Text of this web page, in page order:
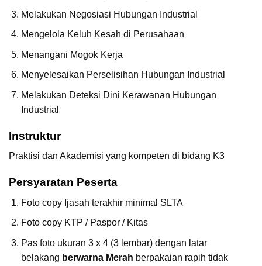
Melakukan Negosiasi Hubungan Industrial
Mengelola Keluh Kesah di Perusahaan
Menangani Mogok Kerja
Menyelesaikan Perselisihan Hubungan Industrial
Melakukan Deteksi Dini Kerawanan Hubungan
Industrial
Instruktur
Praktisi dan Akademisi yang kompeten di bidang K3
Persyaratan Peserta
Foto copy Ijasah terakhir minimal SLTA
Foto copy KTP / Paspor / Kitas
Pas foto ukuran 3 x 4 (3 lembar) dengan latar
belakang berwarna Merah berpakaian rapih tidak